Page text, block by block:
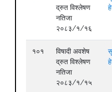
द्रुत विश्लेषण
नतिजा
२०८३/१/१६
१०१
विषादी अवशेष
द्रुत विश्लेषण
नतिजा
२०८३/१/१५